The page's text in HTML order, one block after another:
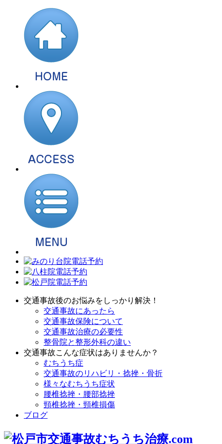
交通事故後のお悩みをしっかり解決！
交通事故にあったら
交通事故保険について
交通事故治療の必要性
整骨院と整形外科の違い
交通事故こんな症状はありませんか？
むちうち症
交通事故のリハビリ・捻挫・骨折
様々なむちうち症状
腰椎捻挫・腰部捻挫
頸椎捻挫・頸椎損傷
ブログ